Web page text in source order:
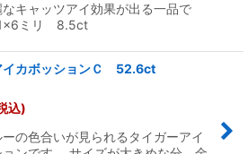
キャッツアイ効果が出る一品で
ミリ 8.5ct
イカボッションＣ 52.6ct
込)
の色合いが見られるタイガーアイ